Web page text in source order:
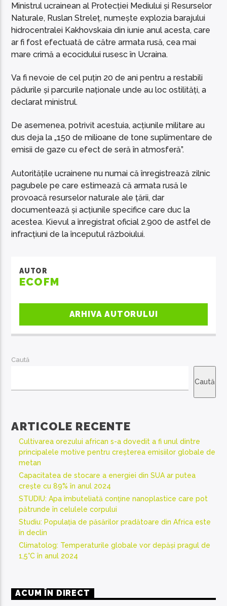
Ministrul ucrainean al Protecției Mediului și Resurselor
Naturale, Ruslan Streleț, numește explozia barajului
hidrocentralei Kakhovskaia din iunie anul acesta, care
ar fi fost efectuată de către armata rusă, cea mai
mare crimă a ecocidului rusesc în Ucraina.
Va fi nevoie de cel puțin 20 de ani pentru a restabili
pădurile și parcurile naționale unde au loc ostilități, a
declarat ministrul.
De asemenea, potrivit acestuia, acțiunile militare au
dus deja la „150 de milioane de tone suplimentare de
emisii de gaze cu efect de seră în atmosferă”.
Autoritățile ucrainene nu numai că înregistrează zilnic
pagubele pe care estimează că armata rusă le
provoacă resurselor naturale ale țării, dar
documentează și acțiunile specifice care duc la
acestea. Kievul a înregistrat oficial 2.900 de astfel de
infracțiuni de la începutul războiului.
AUTOR
ECOFM
ARHIVA AUTORULUI
Caută
Caută
ARTICOLE RECENTE
Cultivarea orezului african s-a dovedit a fi unul dintre
principalele motive pentru creșterea emisiilor globale de
metan
Capacitatea de stocare a energiei din SUA ar putea
crește cu 89% în anul 2024
STUDIU: Apa îmbuteliată conține nanoplastice care pot
pătrunde în celulele corpului
Studiu: Populația de păsărilor pradătoare din Africa este
în declin
Climatolog: Temperaturile globale vor depăși pragul de
1,5°C în anul 2024
ACUM ÎN DIRECT